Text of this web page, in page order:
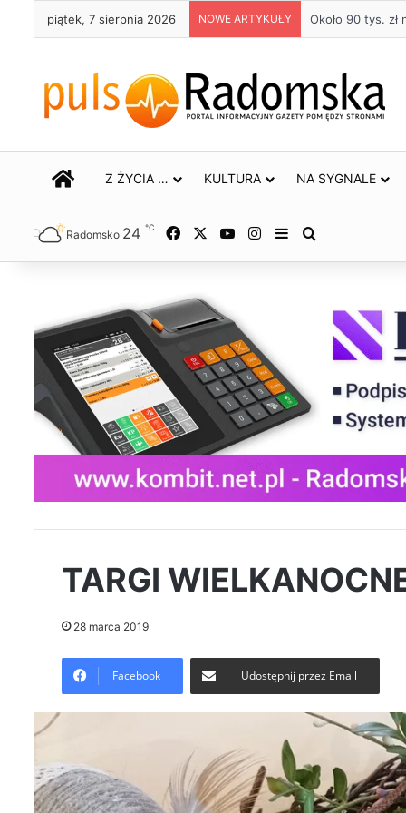
piątek, 7 sierpnia 2026 NOWE ARTYKUŁY Życie bez
STRONA GŁÓWNA
Z ŻYCIA … KULTURA NA SYGNALE
Radomsko 24 ℃ Facebook YouTubeInstagram
Sidebar
TARGI
28 marca 2019
Facebook Udostępnij przez Email